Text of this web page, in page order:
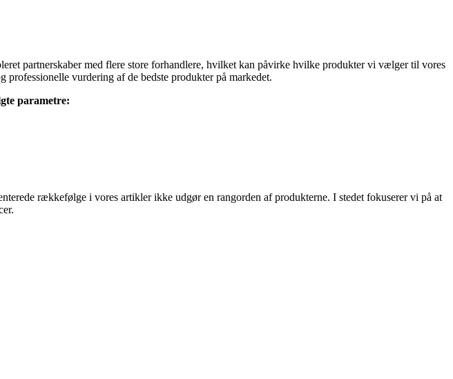
partnerskaber med flere store forhandlere, hvilket kan påvirke hvilke produkter vi vælger til vores
vurdering af de bedste produkter på markedet.
parametre:
rækkefølge i vores artikler ikke udgør en rangorden af produkterne. I stedet fokuserer vi på at